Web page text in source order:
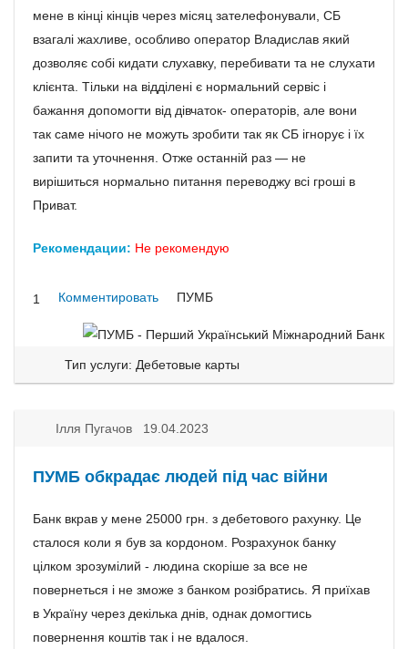
мене в кінці кінців через місяц зателефонували, СБ
взагалі жахливе, особливо оператор Владислав який
дозволяє собі кидати слухавку, перебивати та не слухати
клієнта. Тільки на відділені є нормальний сервіс і
бажання допомогти від дівчаток- операторів, але вони
так саме нічого не можуть зробити так як СБ ігнорує і їх
запити та уточнення. Отже останній раз — не
вирішиться нормально питання переводжу всі гроші в
Приват.
Рекомендации: Не рекомендую
1 Комментировать ПУМБ
Тип услуги: Дебетовые карты
Ілля Пугачов 19.04.2023
ПУМБ обкрадає людей під час війни
Банк вкрав у мене 25000 грн. з дебетового рахунку. Це
сталося коли я був за кордоном. Розрахунок банку
цілком зрозумілий - людина скоріше за все не
повернеться і не зможе з банком розібратись. Я приїхав
в Україну через декілька днів, однак домогтись
повернення коштів так і не вдалося.